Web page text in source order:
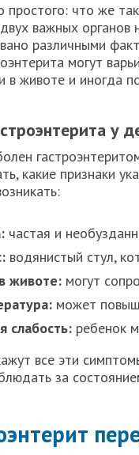
простого: что же
важных
различными
могут
в животе и иногда
у
какие признаки
частая и
водянистый стул,
животе: могут
может
слабость: ребенок
все эти
за